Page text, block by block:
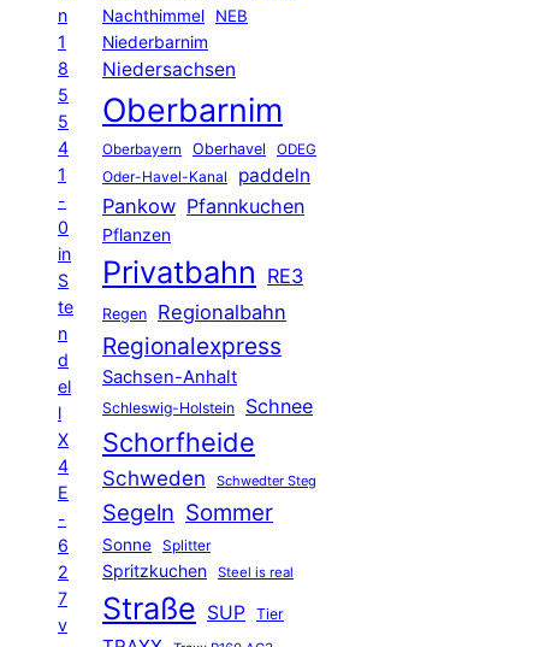
n
1
8
5
5
4
1
-
0
in
S
te
n
d
el
l
X
4
E
-
6
2
7
v
Nachthimmel
NEB
Niederbarnim
Niedersachsen
Oberbarnim
Oberbayern Oberhavel ODEG
Oder-Havel-Kanal paddeln
Pankow Pfannkuchen
Pflanzen
Privatbahn RE3
Regen Regionalbahn
Regionalexpress
Sachsen-Anhalt
Schleswig-Holstein Schnee
Schorfheide
Schweden Schwedter Steg
Segeln Sommer
Sonne Splitter
Spritzkuchen Steel is real
Straße SUP Tier